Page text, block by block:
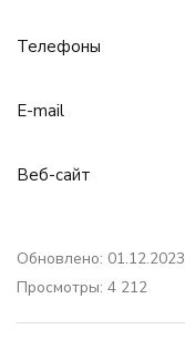
Телефоны
E-mail
Веб-сайт
Обновлено: 01.12.2023
Просмотры: 4 212